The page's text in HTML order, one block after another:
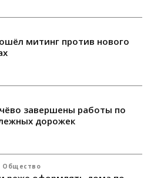
митинг против нового
завершены работы по
дорожек
Общество